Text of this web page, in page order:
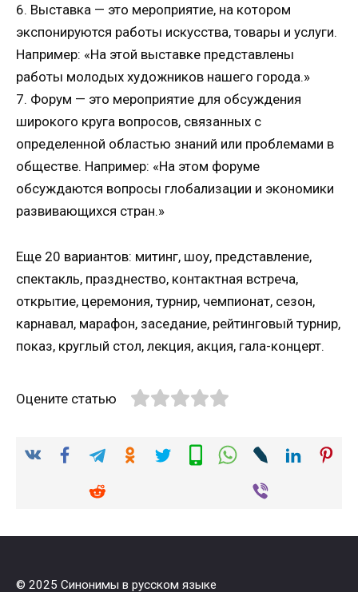
6. Выставка — это мероприятие, на котором
экспонируются работы искусства, товары и услуги.
Например: «На этой выставке представлены
работы молодых художников нашего города.»
7. Форум — это мероприятие для обсуждения
широкого круга вопросов, связанных с
определенной областью знаний или проблемами в
обществе. Например: «На этом форуме
обсуждаются вопросы глобализации и экономики
развивающихся стран.»
Еще 20 вариантов: митинг, шоу, представление,
спектакль, празднество, контактная встреча,
открытие, церемония, турнир, чемпионат, сезон,
карнавал, марафон, заседание, рейтинговый турнир,
показ, круглый стол, лекция, акция, гала-концерт.
Оцените статью
© 2025 Синонимы в русском языке